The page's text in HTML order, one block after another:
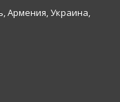
Армения, Украина,